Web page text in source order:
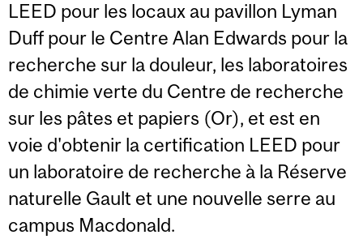
LEED pour les locaux au pavillon Lyman
Duff pour le Centre Alan Edwards pour la
recherche sur la douleur, les laboratoires
de chimie verte du Centre de recherche
sur les pâtes et papiers (Or), et est en
voie d'obtenir la certification LEED pour
un laboratoire de recherche à la Réserve
naturelle Gault et une nouvelle serre au
campus Macdonald.